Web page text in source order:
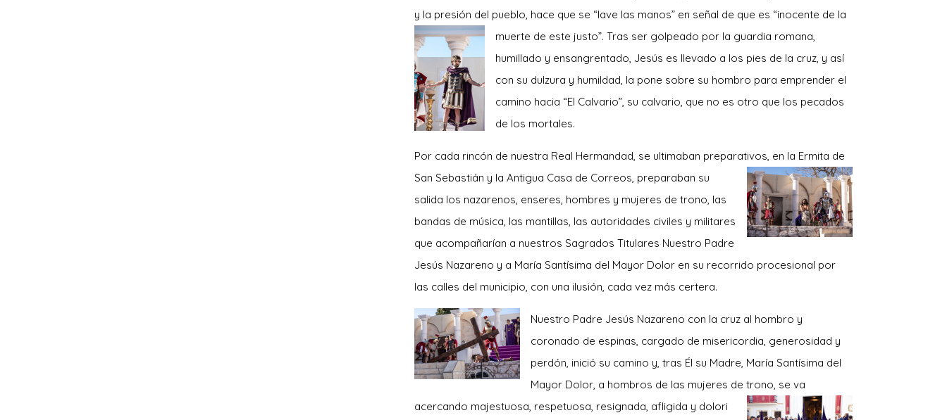
y la presión del pueblo, hace que se “lave las manos” en señal de que es “inocente de la
muerte de este justo”. Tras ser golpeado por la guardia romana,
humillado y ensangrentado, Jesús es llevado a los pies de la cruz, y así
con su dulzura y humildad, la pone sobre su hombro para emprender el
camino hacia “El Calvario”, su calvario, que no es otro que los pecados
de los mortales.
Por cada rincón de nuestra Real Hermandad, se ultimaban preparativos, en la Ermita de
San Sebastián y la Antigua Casa de Correos, preparaban su
salida los nazarenos, enseres, hombres y mujeres de trono, las
bandas de música, las mantillas, las autoridades civiles y militares
que acompañarían a nuestros Sagrados Titulares Nuestro Padre
Jesús Nazareno y a María Santísima del Mayor Dolor en su recorrido procesional por
las calles del municipio, con una ilusión, cada vez más certera.
Nuestro Padre Jesús Nazareno con la cruz al hombro y
coronado de espinas, cargado de misericordia, generosidad y
perdón, inició su camino y, tras Él su Madre, María Santísima del
Mayor Dolor, a hombros de las mujeres de trono, se va
acercando majestuosa, respetuosa, resignada, afligida y dolori